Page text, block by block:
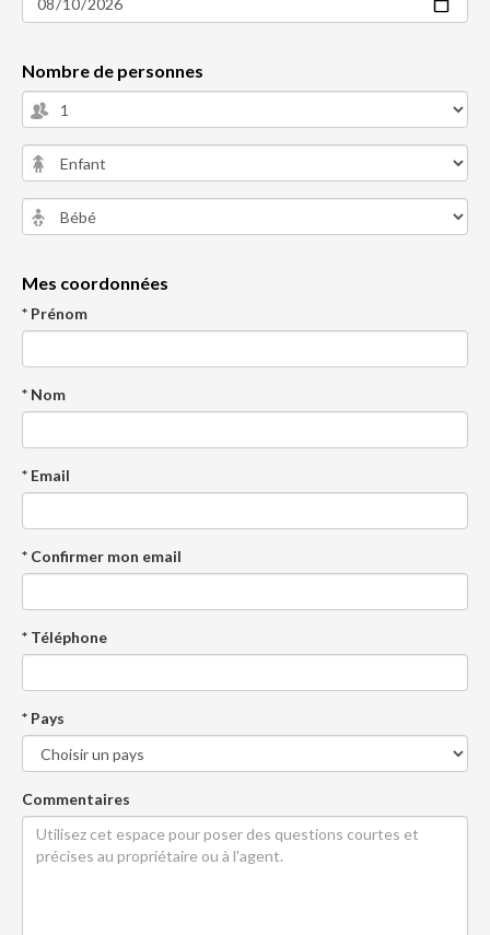
Nombre de personnes
Mes coordonnées
* Prénom
* Nom
* Email
* Confirmer mon email
* Téléphone
* Pays
Commentaires